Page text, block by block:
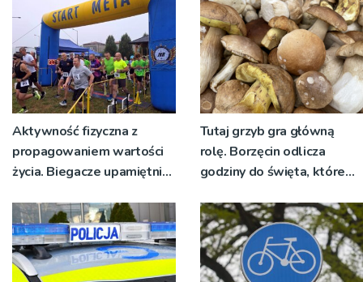
Aktywność fizyczna z
propagowaniem wartości
życia. Biegacze upamiętnili
Tutaj grzyb gra główną
rolę. Borzęcin odlicza
godziny do święta, które
pokoleń